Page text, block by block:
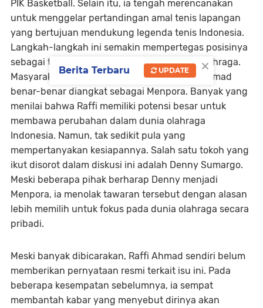
PIK Basketball. Selain itu, ia tengah merencanakan
untuk menggelar pertandingan amal tenis lapangan
yang bertujuan mendukung legenda tenis Indonesia.
Langkah-langkah ini semakin mempertegas posisinya
sebagai tokoh yang peduli terhadap dunia olahraga.
Masyarakat luas menyambut baik jika Raffi Ahmad
benar-benar diangkat sebagai Menpora. Banyak yang
menilai bahwa Raffi memiliki potensi besar untuk
membawa perubahan dalam dunia olahraga
Indonesia. Namun, tak sedikit pula yang
mempertanyakan kesiapannya. Salah satu tokoh yang
ikut disorot dalam diskusi ini adalah Denny Sumargo.
Meski beberapa pihak berharap Denny menjadi
Menpora, ia menolak tawaran tersebut dengan alasan
lebih memilih untuk fokus pada dunia olahraga secara
pribadi.
Meski banyak dibicarakan, Raffi Ahmad sendiri belum
memberikan pernyataan resmi terkait isu ini. Pada
beberapa kesempatan sebelumnya, ia sempat
membantah kabar yang menyebut dirinya akan
×
Berita Terbaru UPDATE